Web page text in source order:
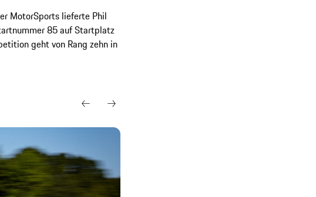
MotorSports lieferte Phil
85 auf Startplatz
geht von Rang zehn in